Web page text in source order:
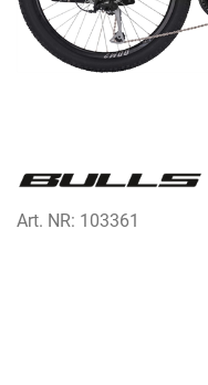
Art. NR: 103361